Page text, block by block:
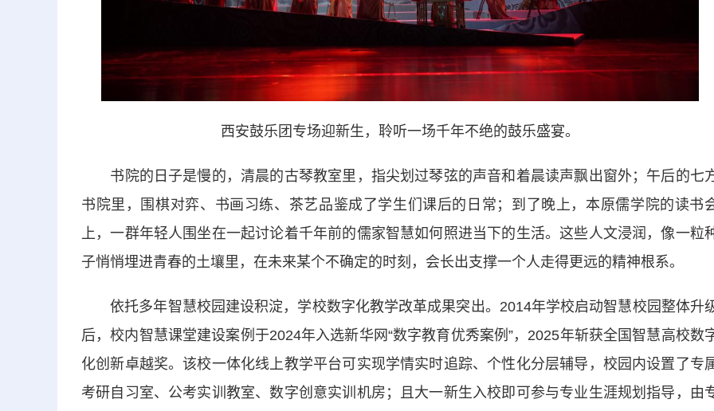
西安鼓乐团专场迎新生，聆听一场千年不绝的鼓乐盛宴。
书院的日子是慢的，清晨的古琴教室里，指尖划过琴弦的声音和着晨读声飘出窗外；午后的七
书院里，围棋对弈、书画习练、茶艺品鉴成了学生们课后的日常；到了晚上，本原儒学院的读书
上，一群年轻人围坐在一起讨论着千年前的儒家智慧如何照进当下的生活。这些人文浸润，像一粒
子悄悄埋进青春的土壤里，在未来某个不确定的时刻，会长出支撑一个人走得更远的精神根系｡
依托多年智慧校园建设积淀，学校数字化教学改革成果突出。2014年学校启动智慧校园整体升
后，校内智慧课堂建设案例于2024年入选新华网“数字教育优秀案例”，2025年斩获全国智慧高校数
化创新卓越奖。该校一体化线上教学平台可实现学情实时追踪、个性化分层辅导，校园内设置了专
考研自习室、公考实训教室、数字创意实训机房；且大一新生入校即可参与专业生涯规划指导，由